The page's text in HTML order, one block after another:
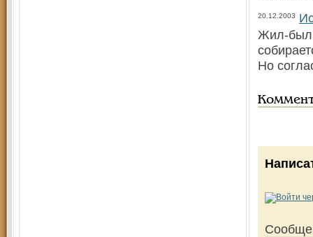
20.12.2003
Жил-
Но